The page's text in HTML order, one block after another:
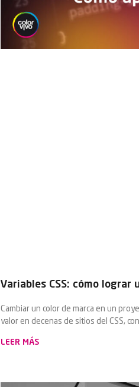
Variables CSS: cómo
Cambiar un color de marca en un
valor en decenas de sitios del CSS,
LEER MÁS